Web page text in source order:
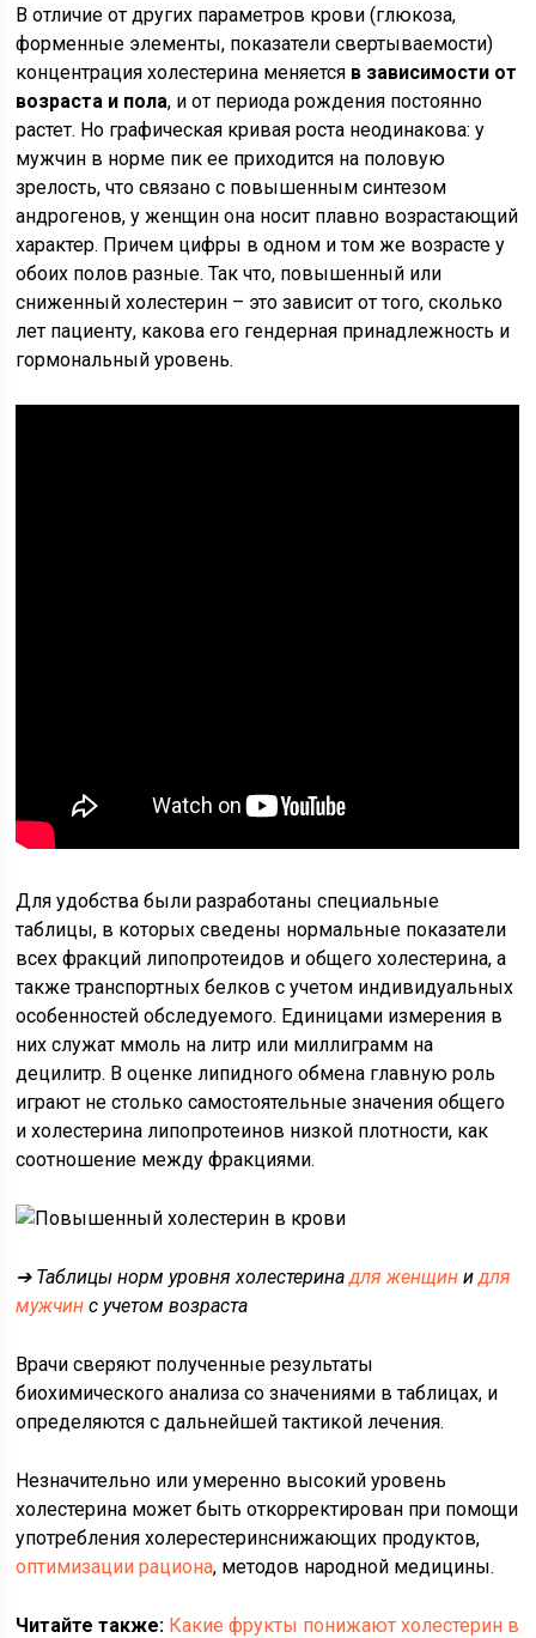
В отличие от других параметров крови (глюкоза,
форменные элементы, показатели свертываемости)
концентрация холестерина меняется в зависимости от
возраста и пола, и от периода рождения постоянно
растет. Но графическая кривая роста неодинакова: у
мужчин в норме пик ее приходится на половую
зрелость, что связано с повышенным синтезом
андрогенов, у женщин она носит плавно возрастающий
характер. Причем цифры в одном и том же возрасте у
обоих полов разные. Так что, повышенный или
сниженный холестерин – это зависит от того, сколько
лет пациенту, какова его гендерная принадлежность и
гормональный уровень.
Для удобства были разработаны специальные
таблицы, в которых сведены нормальные показатели
всех фракций липопротеидов и общего холестерина, а
также транспортных белков с учетом индивидуальных
особенностей обследуемого. Единицами измерения в
них служат ммоль на литр или миллиграмм на
децилитр. В оценке липидного обмена главную роль
играют не столько самостоятельные значения общего
и холестерина липопротеинов низкой плотности, как
соотношение между фракциями.
➔ Таблицы норм уровня холестеринадля женщин идля
мужчин с учетом возраста
Врачи сверяют полученные результаты
биохимического анализа со значениями в таблицах, и
определяются с дальнейшей тактикой лечения.
Незначительно или умеренно высокий уровень
холестерина может быть откорректирован при помощи
употребления холерестеринснижающих продуктов,
оптимизации рациона, методов народной медицины.
Читайте также: Какие фрукты понижают холестерин в